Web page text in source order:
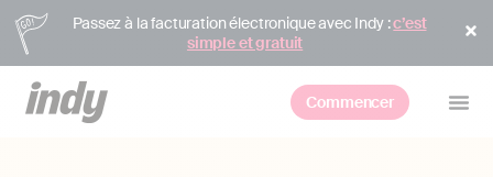
Passez à la facturation électronique avec Indy :c’est
simple et gratuit
Commencer